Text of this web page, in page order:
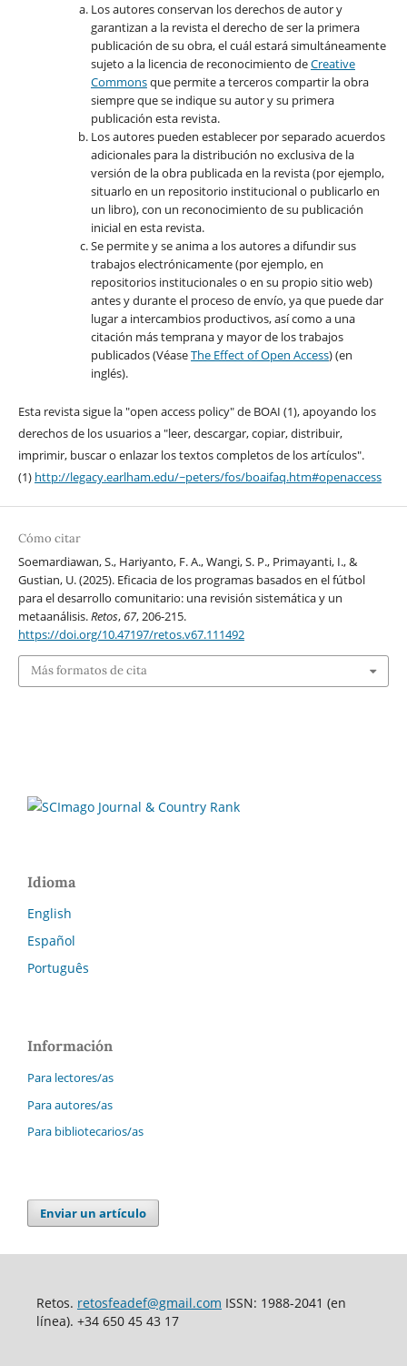
Los autores conservan los derechos de autor y
garantizan a la revista el derecho de ser la primera
publicación de su obra, el cuál estará simultáneamente
sujeto a la licencia de reconocimiento deCreative
Commonsque permite a terceros compartir la obra
siempre que se indique su autor y su primera
publicación esta revista.
Los autores pueden establecer por separado acuerdos
adicionales para la distribución no exclusiva de la
versión de la obra publicada en la revista (por ejemplo,
situarlo en un repositorio institucional o publicarlo en
un libro), con un reconocimiento de su publicación
inicial en esta revista.
Se permite y se anima a los autores a difundir sus
trabajos electrónicamente (por ejemplo, en
repositorios institucionales o en su propio sitio web)
antes y durante el proceso de envío, ya que puede dar
lugar a intercambios productivos, así como a una
citación más temprana y mayor de los trabajos
publicados (VéaseThe Effect of Open Access) (en
inglés).
Esta revista sigue la "open access policy" de BOAI (1), apoyando los
derechos de los usuarios a "leer, descargar, copiar, distribuir,
imprimir, buscar o enlazar los textos completos de los artículos".
(1) http://legacy.earlham.edu/~peters/fos/boaifaq.htm#openaccess
Cómo citar
Soemardiawan, S., Hariyanto, F. A., Wangi, S. P., Primayanti, I., &
Gustian, U. (2025). Eficacia de los programas basados en el fútbol
para el desarrollo comunitario: una revisión sistemática y un
metaanálisis.Retos,67, 206-215.
https://doi.org/10.47197/retos.v67.111492
Más formatos de cita
Idioma
English
Español
Português
Información
Para lectores/as
Para autores/as
Para bibliotecarios/as
Enviar un artículo
Retos. retosfeadef@gmail.com ISSN: 1988-2041 (en
línea). +34 650 45 43 17